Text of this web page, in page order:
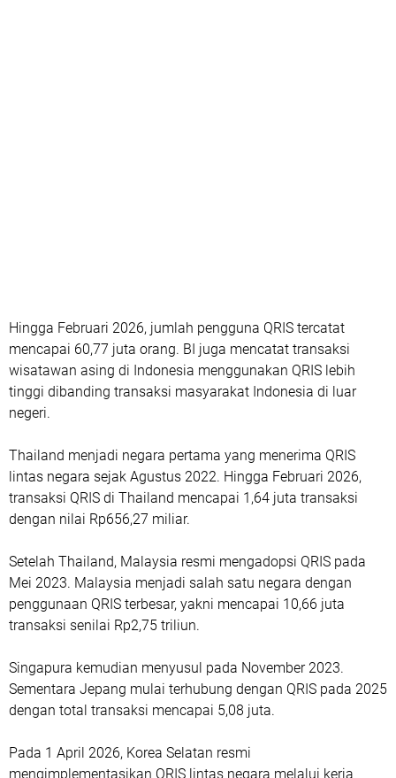
Hingga Februari 2026, jumlah pengguna QRIS tercatat
mencapai 60,77 juta orang. BI juga mencatat transaksi
wisatawan asing di Indonesia menggunakan QRIS lebih
tinggi dibanding transaksi masyarakat Indonesia di luar
negeri.
Thailand menjadi negara pertama yang menerima QRIS
lintas negara sejak Agustus 2022. Hingga Februari 2026,
transaksi QRIS di Thailand mencapai 1,64 juta transaksi
dengan nilai Rp656,27 miliar.
Setelah Thailand, Malaysia resmi mengadopsi QRIS pada
Mei 2023. Malaysia menjadi salah satu negara dengan
penggunaan QRIS terbesar, yakni mencapai 10,66 juta
transaksi senilai Rp2,75 triliun.
Singapura kemudian menyusul pada November 2023.
Sementara Jepang mulai terhubung dengan QRIS pada 2025
dengan total transaksi mencapai 5,08 juta.
Pada 1 April 2026, Korea Selatan resmi
mengimplementasikan QRIS lintas negara melalui kerja